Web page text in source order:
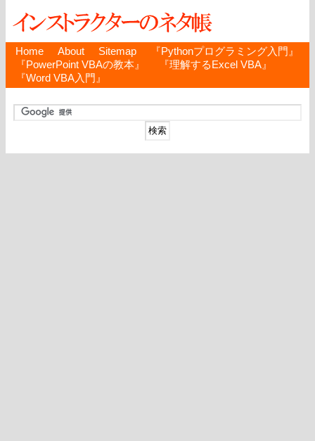
Home About Sitemap
『Pythonプログラミング入門』
『PowerPoint VBAの教本』
『理解するExcel VBA』
『Word VBA入門』